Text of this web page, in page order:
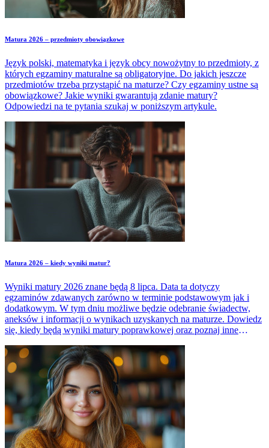
Matura 2026 – przedmioty obowiązkowe
Język polski, matematyka i język obcy nowożytny to przedmioty, z
których egzaminy maturalne są obligatoryjne. Do jakich jeszcze
przedmiotów trzeba przystąpić na maturze? Czy egzaminy ustne są
obowiązkowe? Jakie wyniki gwarantują zdanie matury?
Odpowiedzi na te pytania szukaj w poniższym artykule.
Matura 2026 – kiedy wyniki matur?
Wyniki matury 2026 znane będą 8 lipca. Data ta dotyczy
egzaminów zdawanych zarówno w terminie podstawowym jak i
dodatkowym. W tym dniu możliwe będzie odebranie świadectw,
aneksów i informacji o wynikach uzyskanych na maturze. Dowiedz
się, kiedy będą wyniki matury poprawkowej oraz poznaj inne